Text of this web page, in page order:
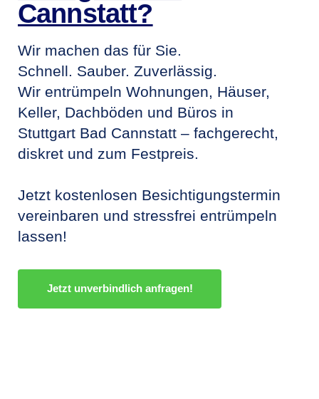
Cannstatt?
Wir machen das für Sie.
Schnell. Sauber. Zuverlässig.
Wir entrümpeln Wohnungen, Häuser,
Keller, Dachböden und Büros in
Stuttgart Bad Cannstatt – fachgerecht,
diskret und zum Festpreis.
Jetzt kostenlosen Besichtigungstermin
vereinbaren und stressfrei entrümpeln
lassen!
Jetzt unverbindlich anfragen!